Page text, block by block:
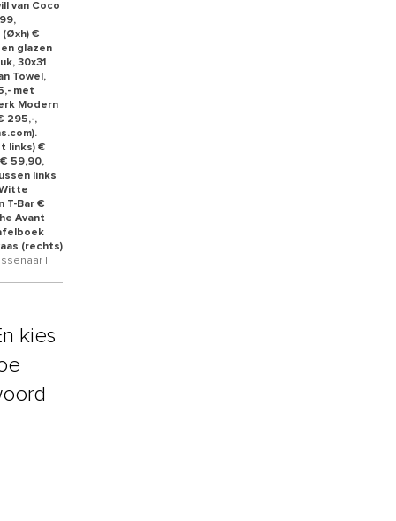
van Coco
€
glazen
30x31
Towel,
met
Modern
295,-,
links) €
59,90,
links
T-Bar €
Avant
(rechts)
|
kies